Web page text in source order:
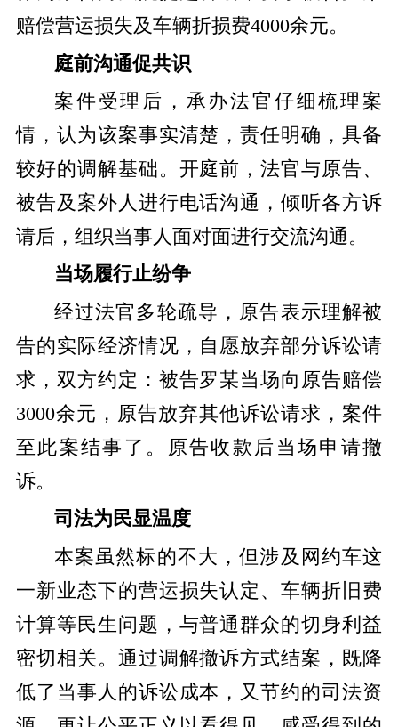
赔偿营运损失及车辆折损费4000余元。
庭前沟通促共识
案件受理后，承办法官仔细梳理案
情，认为该案事实清楚，责任明确，具备
较好的调解基础。开庭前，法官与原告、
被告及案外人进行电话沟通，倾听各方诉
请后，组织当事人面对面进行交流沟通。
当场履行止纷争
经过法官多轮疏导，原告表示理解被
告的实际经济情况，自愿放弃部分诉讼请
求，双方约定：被告罗某当场向原告赔偿
3000余元，原告放弃其他诉讼请求，案件
至此案结事了。原告收款后当场申请撤
诉。
司法为民显温度
本案虽然标的不大，但涉及网约车这
一新业态下的营运损失认定、车辆折旧费
计算等民生问题，与普通群众的切身利益
密切相关。通过调解撤诉方式结案，既降
低了当事人的诉讼成本，又节约的司法资